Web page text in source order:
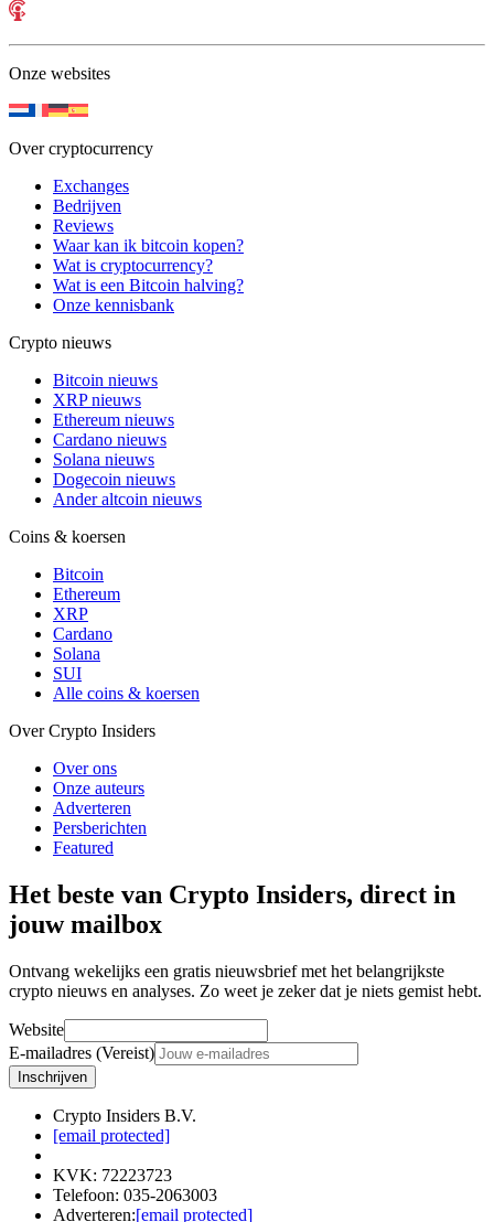
Onze websites
Over cryptocurrency
Exchanges
Bedrijven
Reviews
Waar kan ik bitcoin kopen?
Wat is cryptocurrency?
Wat is een Bitcoin halving?
Onze kennisbank
Crypto nieuws
Bitcoin nieuws
XRP nieuws
Ethereum nieuws
Cardano nieuws
Solana nieuws
Dogecoin nieuws
Ander altcoin nieuws
Coins & koersen
Bitcoin
Ethereum
XRP
Cardano
Solana
SUI
Alle coins & koersen
Over Crypto Insiders
Over ons
Onze auteurs
Adverteren
Persberichten
Featured
Het beste van Crypto Insiders, direct in
jouw mailbox
Ontvang wekelijks een gratis nieuwsbrief met het belangrijkste
crypto nieuws en analyses. Zo weet je zeker dat je niets gemist hebt.
Website
E-mailadres (Vereist)
Inschrijven
Crypto Insiders B.V.
[email protected]
KVK: 72223723
Telefoon: 035-2063003
Adverteren:[email protected]